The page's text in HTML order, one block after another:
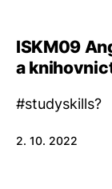
ISKM09
a
#studyskills?
2. 10. 2022